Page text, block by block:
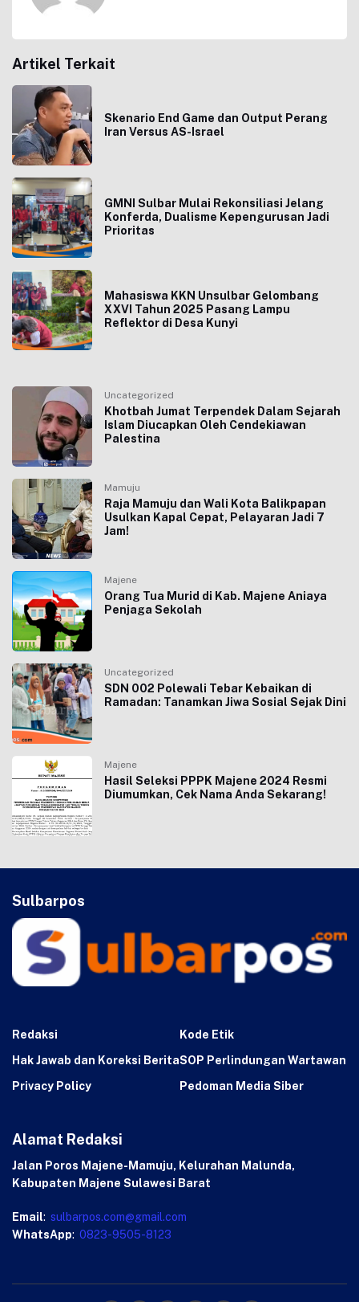
Artikel Terkait
Skenario End Game dan Output Perang
Iran Versus AS-Israel
GMNI Sulbar Mulai Rekonsiliasi Jelang
Konferda, Dualisme Kepengurusan Jadi
Prioritas
Mahasiswa KKN Unsulbar Gelombang
XXVI Tahun 2025 Pasang Lampu
Reflektor di Desa Kunyi
Uncategorized
Khotbah Jumat Terpendek Dalam Sejarah
Islam Diucapkan Oleh Cendekiawan
Palestina
Mamuju
Raja Mamuju dan Wali Kota Balikpapan
Usulkan Kapal Cepat, Pelayaran Jadi 7
Jam!
Majene
Orang Tua Murid di Kab. Majene Aniaya
Penjaga Sekolah
Uncategorized
SDN 002 Polewali Tebar Kebaikan di
Ramadan: Tanamkan Jiwa Sosial Sejak Dini
Majene
Hasil Seleksi PPPK Majene 2024 Resmi
Diumumkan, Cek Nama Anda Sekarang!
Sulbarpos
Redaksi
Kode Etik
Hak Jawab dan Koreksi BeritaSOP Perlindungan Wartawan
Privacy Policy
Pedoman Media Siber
Alamat Redaksi
Jalan Poros Majene-Mamuju, Kelurahan Malunda,
Kabupaten Majene Sulawesi Barat
Email: sulbarpos.com@gmail.com
WhatsApp: 0823-9505-8123